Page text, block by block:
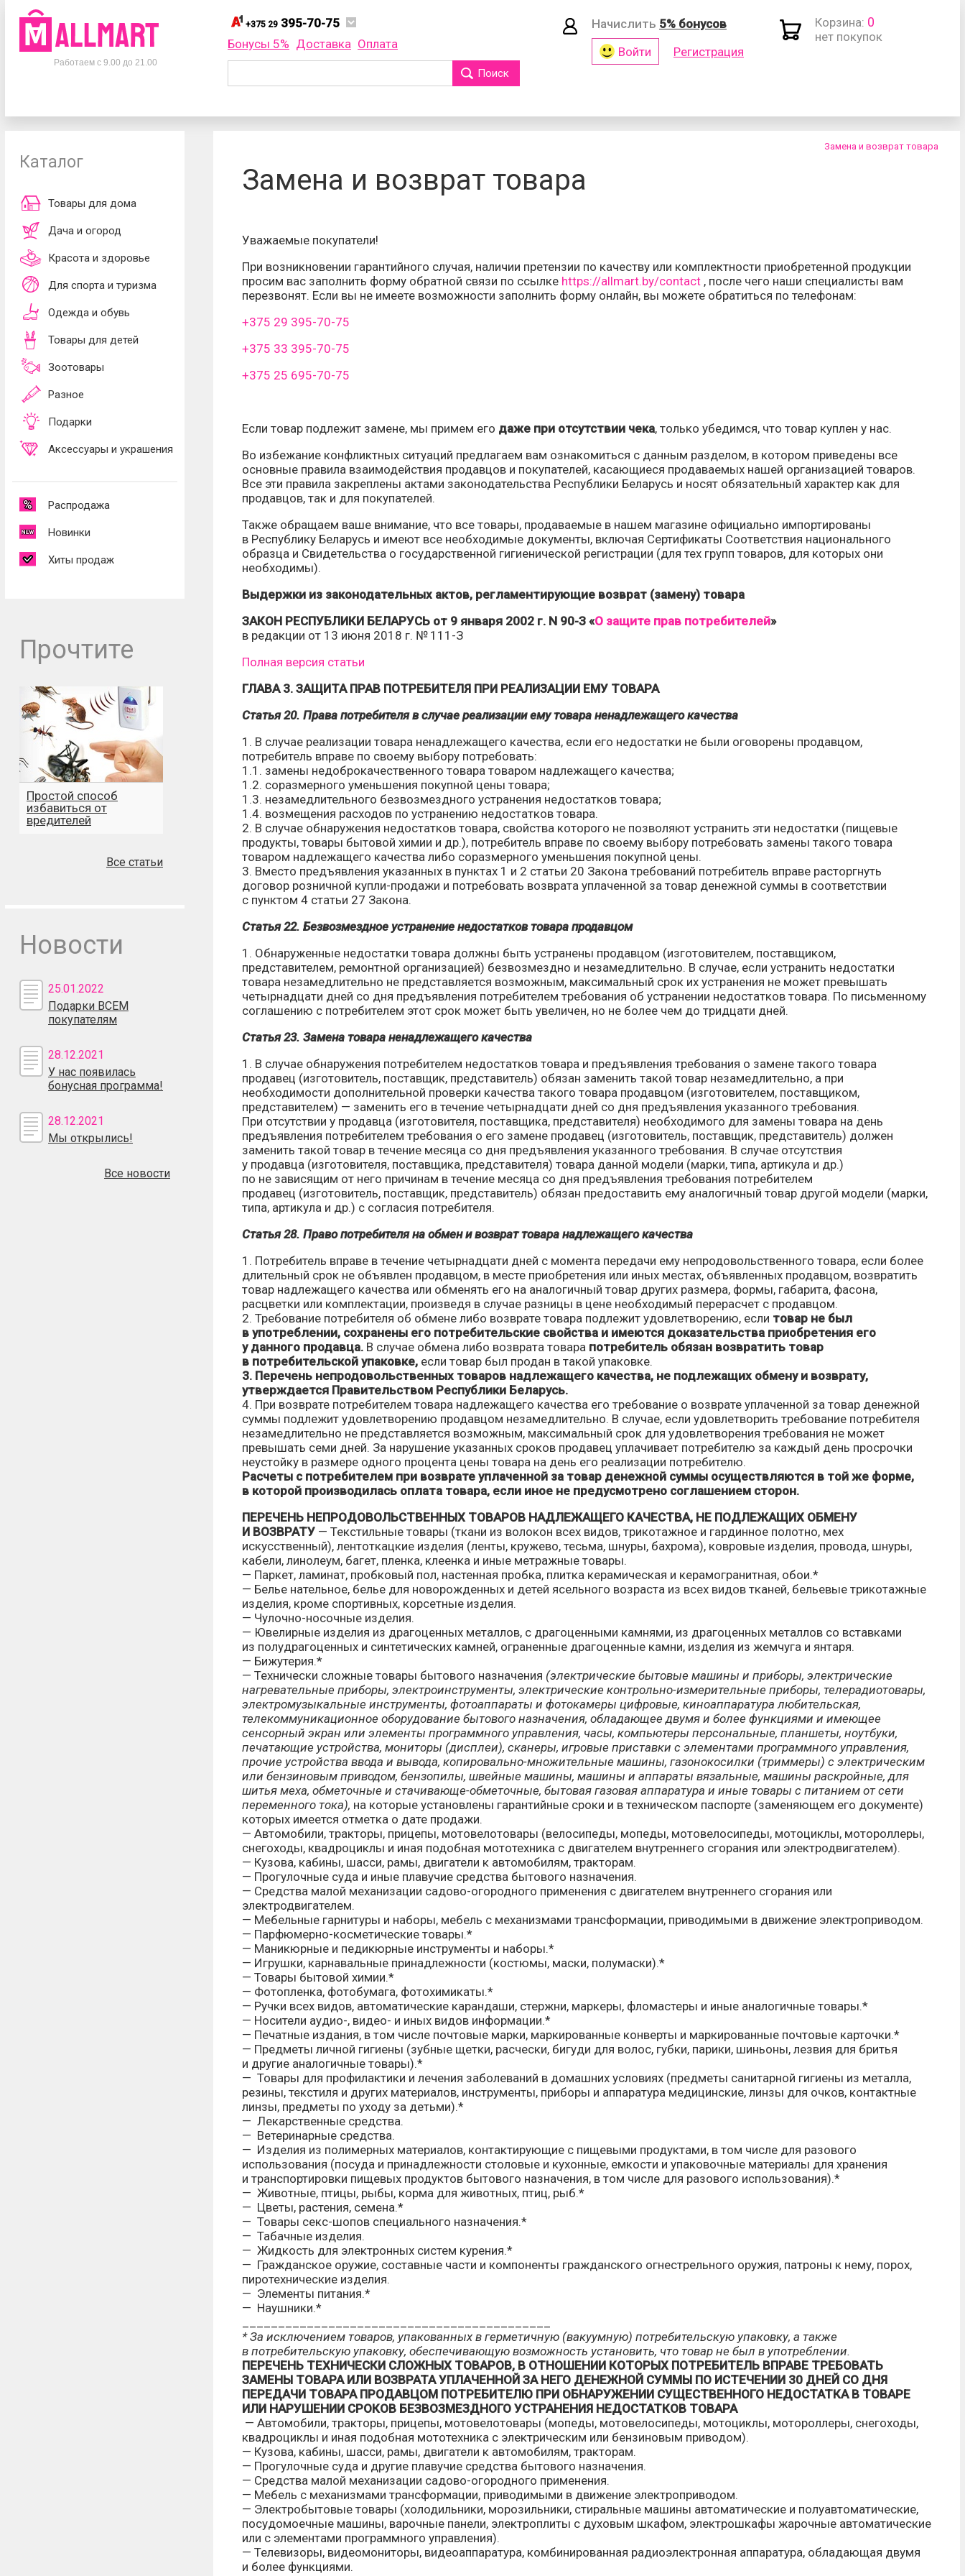
Телефоны
+375 33395-70-75
Работаем с 9.00 до 21.00
+375 29 395-70-75
+375 29 395-70-75
395-70-75
обработки личных данных и
принимаюдоговора оферты
Бонусы 5% Доставка Оплата
Поиск
Начислить 5% бонусов
Войти
Регистрация
Корзина: 0
нет покупок
Каталог
Товары для дома
Дача и огород
Красота и здоровье
Для спорта и туризма
Одежда и обувь
Товары для детей
Зоотовары
Разное
Подарки
Аксессуары и украшения
Распродажа
Новинки
Хиты продаж
Прочтите
Простой способ
избавиться от
вредителей
Все статьи
Новости
25.01.2022
Подарки ВСЕМ
покупателям
28.12.2021
У нас появилась
бонусная программа!
28.12.2021
Мы открылись!
Все новости
Замена и возврат товара
Замена и возврат товара
Уважаемые покупатели!
При возникновении гарантийного случая, наличии претензии по качеству или комплектности приобретенной продукции
просим вас заполнить форму обратной связи по ссылке https://allmart.by/contact , после чего наши специалисты вам
перезвонят. Если вы не имеете возможности заполнить форму онлайн, вы можете обратиться по телефонам:
+375 29 395-70-75
+375 33 395-70-75
+375 25 695-70-75
Если товар подлежит замене, мы примем его даже при отсутствии чека, только убедимся, что товар куплен у нас.
Во избежание конфликтных ситуаций предлагаем вам ознакомиться с данным разделом, в котором приведены все
основные правила взаимодействия продавцов и покупателей, касающиеся продаваемых нашей организацией товаров.
Все эти правила закреплены актами законодательства Республики Беларусь и носят обязательный характер как для
продавцов, так и для покупателей.
Также обращаем ваше внимание, что все товары, продаваемые в нашем магазине официально импортированы
в Республику Беларусь и имеют все необходимые документы, включая Сертификаты Соответствия национального
образца и Свидетельства о государственной гигиенической регистрации (для тех групп товаров, для которых они
необходимы).
Выдержки из законодательных актов, регламентирующие возврат (замену) товара
ЗАКОН РЕСПУБЛИКИ БЕЛАРУСЬ от 9 января 2002 г. N 90-З «О защите прав потребителей»
в редакции от 13 июня 2018 г. № 111-З
Полная версия статьи
ГЛАВА 3. ЗАЩИТА ПРАВ ПОТРЕБИТЕЛЯ ПРИ РЕАЛИЗАЦИИ ЕМУ ТОВАРА
Статья 20. Права потребителя в случае реализации ему товара ненадлежащего качества
1. В случае реализации товара ненадлежащего качества, если его недостатки не были оговорены продавцом,
потребитель вправе по своему выбору потребовать:
1.1. замены недоброкачественного товара товаром надлежащего качества;
1.2. соразмерного уменьшения покупной цены товара;
1.3. незамедлительного безвозмездного устранения недостатков товара;
1.4. возмещения расходов по устранению недостатков товара.
2. В случае обнаружения недостатков товара, свойства которого не позволяют устранить эти недостатки (пищевые
продукты, товары бытовой химии и др.), потребитель вправе по своему выбору потребовать замены такого товара
товаром надлежащего качества либо соразмерного уменьшения покупной цены.
3. Вместо предъявления указанных в пунктах 1 и 2 статьи 20 Закона требований потребитель вправе расторгнуть
договор розничной купли-продажи и потребовать возврата уплаченной за товар денежной суммы в соответствии
с пунктом 4 статьи 27 Закона.
Статья 22. Безвозмездное устранение недостатков товара продавцом
1. Обнаруженные недостатки товара должны быть устранены продавцом (изготовителем, поставщиком,
представителем, ремонтной организацией) безвозмездно и незамедлительно. В случае, если устранить недостатки
товара незамедлительно не представляется возможным, максимальный срок их устранения не может превышать
четырнадцати дней со дня предъявления потребителем требования об устранении недостатков товара. По письменному
соглашению с потребителем этот срок может быть увеличен, но не более чем до тридцати дней.
Статья 23. Замена товара ненадлежащего качества
1. В случае обнаружения потребителем недостатков товара и предъявления требования о замене такого товара
продавец (изготовитель, поставщик, представитель) обязан заменить такой товар незамедлительно, а при
необходимости дополнительной проверки качества такого товара продавцом (изготовителем, поставщиком,
представителем) — заменить его в течение четырнадцати дней со дня предъявления указанного требования.
При отсутствии у продавца (изготовителя, поставщика, представителя) необходимого для замены товара на день
предъявления потребителем требования о его замене продавец (изготовитель, поставщик, представитель) должен
заменить такой товар в течение месяца со дня предъявления указанного требования. В случае отсутствия
у продавца (изготовителя, поставщика, представителя) товара данной модели (марки, типа, артикула и др.)
по не зависящим от него причинам в течение месяца со дня предъявления требования потребителем
продавец (изготовитель, поставщик, представитель) обязан предоставить ему аналогичный товар другой модели (марки,
типа, артикула и др.) с согласия потребителя.
Статья 28. Право потребителя на обмен и возврат товара надлежащего качества
1. Потребитель вправе в течение четырнадцати дней с момента передачи ему непродовольственного товара, если более
длительный срок не объявлен продавцом, в месте приобретения или иных местах, объявленных продавцом, возвратить
товар надлежащего качества или обменять его на аналогичный товар других размера, формы, габарита, фасона,
расцветки или комплектации, произведя в случае разницы в цене необходимый перерасчет с продавцом.
2. Требование потребителя об обмене либо возврате товара подлежит удовлетворению, если товар не был
в употреблении, сохранены его потребительские свойства и имеются доказательства приобретения его
у данного продавца. В случае обмена либо возврата товара потребитель обязан возвратить товар
в потребительской упаковке, если товар был продан в такой упаковке.
3. Перечень непродовольственных товаров надлежащего качества, не подлежащих обмену и возврату,
утверждается Правительством Республики Беларусь.
4. При возврате потребителем товара надлежащего качества его требование о возврате уплаченной за товар денежной
суммы подлежит удовлетворению продавцом незамедлительно. В случае, если удовлетворить требование потребителя
незамедлительно не представляется возможным, максимальный срок для удовлетворения требования не может
превышать семи дней. За нарушение указанных сроков продавец уплачивает потребителю за каждый день просрочки
неустойку в размере одного процента цены товара на день его реализации потребителю.
Расчеты с потребителем при возврате уплаченной за товар денежной суммы осуществляются в той же форме,
в которой производилась оплата товара, если иное не предусмотрено соглашением сторон.
ПЕРЕЧЕНЬ НЕПРОДОВОЛЬСТВЕННЫХ ТОВАРОВ НАДЛЕЖАЩЕГО КАЧЕСТВА, НЕ ПОДЛЕЖАЩИХ ОБМЕНУ
И ВОЗВРАТУ — Текстильные товары (ткани из волокон всех видов, трикотажное и гардинное полотно, мех
искусственный), лентоткацкие изделия (ленты, кружево, тесьма, шнуры, бахрома), ковровые изделия, провода, шнуры,
кабели, линолеум, багет, пленка, клеенка и иные метражные товары.
— Паркет, ламинат, пробковый пол, настенная пробка, плитка керамическая и керамогранитная, обои.*
— Белье нательное, белье для новорожденных и детей ясельного возраста из всех видов тканей, бельевые трикотажные
изделия, кроме спортивных, корсетные изделия.
— Чулочно-носочные изделия.
— Ювелирные изделия из драгоценных металлов, с драгоценными камнями, из драгоценных металлов со вставками
из полудрагоценных и синтетических камней, ограненные драгоценные камни, изделия из жемчуга и янтаря.
— Бижутерия.*
— Технически сложные товары бытового назначения (электрические бытовые машины и приборы, электрические
нагревательные приборы, электроинструменты, электрические контрольно-измерительные приборы, телерадиотовары,
электромузыкальные инструменты, фотоаппараты и фотокамеры цифровые, киноаппаратура любительская,
телекоммуникационное оборудование бытового назначения, обладающее двумя и более функциями и имеющее
сенсорный экран или элементы программного управления, часы, компьютеры персональные, планшеты, ноутбуки,
печатающие устройства, мониторы (дисплеи), сканеры, игровые приставки с элементами программного управления,
прочие устройства ввода и вывода, копировально-множительные машины, газонокосилки (триммеры) с электрическим
или бензиновым приводом, бензопилы, швейные машины, машины и аппараты вязальные, машины раскройные, для
шитья меха, обметочные и стачивающе-обметочные, бытовая газовая аппаратура и иные товары с питанием от сети
переменного тока), на которые установлены гарантийные сроки и в техническом паспорте (заменяющем его документе)
которых имеется отметка о дате продажи.
— Автомобили, тракторы, прицепы, мотовелотовары (велосипеды, мопеды, мотовелосипеды, мотоциклы, мотороллеры,
снегоходы, квадроциклы и иная подобная мототехника с двигателем внутреннего сгорания или электродвигателем).
— Кузова, кабины, шасси, рамы, двигатели к автомобилям, тракторам.
— Прогулочные суда и иные плавучие средства бытового назначения.
— Средства малой механизации садово-огородного применения с двигателем внутреннего сгорания или
электродвигателем.
— Мебельные гарнитуры и наборы, мебель с механизмами трансформации, приводимыми в движение электроприводом.
— Парфюмерно-косметические товары.*
— Маникюрные и педикюрные инструменты и наборы.*
— Игрушки, карнавальные принадлежности (костюмы, маски, полумаски).*
— Товары бытовой химии.*
— Фотопленка, фотобумага, фотохимикаты.*
— Ручки всех видов, автоматические карандаши, стержни, маркеры, фломастеры и иные аналогичные товары.*
— Носители аудио-, видео- и иных видов информации.*
— Печатные издания, в том числе почтовые марки, маркированные конверты и маркированные почтовые карточки.*
— Предметы личной гигиены (зубные щетки, расчески, бигуди для волос, губки, парики, шиньоны, лезвия для бритья
и другие аналогичные товары).*
— Товары для профилактики и лечения заболеваний в домашних условиях (предметы санитарной гигиены из металла,
резины, текстиля и других материалов, инструменты, приборы и аппаратура медицинские, линзы для очков, контактные
линзы, предметы по уходу за детьми).*
— Лекарственные средства.
— Ветеринарные средства.
— Изделия из полимерных материалов, контактирующие с пищевыми продуктами, в том числе для разового
использования (посуда и принадлежности столовые и кухонные, емкости и упаковочные материалы для хранения
и транспортировки пищевых продуктов бытового назначения, в том числе для разового использования).*
— Животные, птицы, рыбы, корма для животных, птиц, рыб.*
— Цветы, растения, семена.*
— Товары секс-шопов специального назначения.*
— Табачные изделия.
— Жидкость для электронных систем курения.*
— Гражданское оружие, составные части и компоненты гражданского огнестрельного оружия, патроны к нему, порох,
пиротехнические изделия.
— Элементы питания.*
— Наушники.*
* За исключением товаров, упакованных в герметичную (вакуумную) потребительскую упаковку, а также
в потребительскую упаковку, обеспечивающую возможность установить, что товар не был в употреблении.
ПЕРЕЧЕНЬ ТЕХНИЧЕСКИ СЛОЖНЫХ ТОВАРОВ, В ОТНОШЕНИИ КОТОРЫХ ПОТРЕБИТЕЛЬ ВПРАВЕ ТРЕБОВАТЬ
ЗАМЕНЫ ТОВАРА ИЛИ ВОЗВРАТА УПЛАЧЕННОЙ ЗА НЕГО ДЕНЕЖНОЙ СУММЫ ПО ИСТЕЧЕНИИ 30 ДНЕЙ СО ДНЯ
ПЕРЕДАЧИ ТОВАРА ПРОДАВЦОМ ПОТРЕБИТЕЛЮ ПРИ ОБНАРУЖЕНИИ СУЩЕСТВЕННОГО НЕДОСТАТКА В ТОВАРЕ
ИЛИ НАРУШЕНИИ СРОКОВ БЕЗВОЗМЕЗДНОГО УСТРАНЕНИЯ НЕДОСТАТКОВ ТОВАРА
— Автомобили, тракторы, прицепы, мотовелотовары (мопеды, мотовелосипеды, мотоциклы, мотороллеры, снегоходы,
квадроциклы и иная подобная мототехника с электрическим или бензиновым приводом).
— Кузова, кабины, шасси, рамы, двигатели к автомобилям, тракторам.
— Прогулочные суда и другие плавучие средства бытового назначения.
— Средства малой механизации садово-огородного применения.
— Мебель с механизмами трансформации, приводимыми в движение электроприводом.
— Электробытовые товары (холодильники, морозильники, стиральные машины автоматические и полуавтоматические,
посудомоечные машины, варочные панели, электроплиты с духовым шкафом, электрошкафы жарочные автоматические
или с элементами программного управления).
— Телевизоры, видеомониторы, видеоаппаратура, комбинированная радиоэлектронная аппаратура, обладающая двумя
и более функциями.